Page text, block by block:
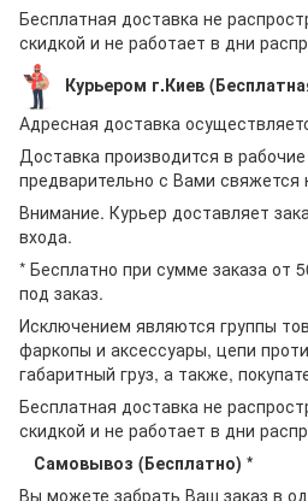
Бесплатная доставка не
скидкой и не работает в дни
Курьером г.Киев
Адресная доставка
Доставка производится в
предварительно с Вами свяжется
Внимание. Курьер доставляет
входа.
* Бесплатно при сумме заказа от
под заказ.
Исключением являются группы
фаркопы и аксессуары, цепи
габаритный груз, а также,
Бесплатная доставка не
скидкой и не работает в дни
Самовывоз (Бесплатно) *
Вы можете забрать Ваш заказ в